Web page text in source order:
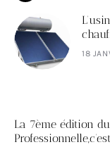
18
La 7ème édition